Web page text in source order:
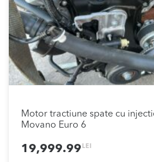
Motor tractiune spate cu
Movano Euro 6
19,999.99 LEI